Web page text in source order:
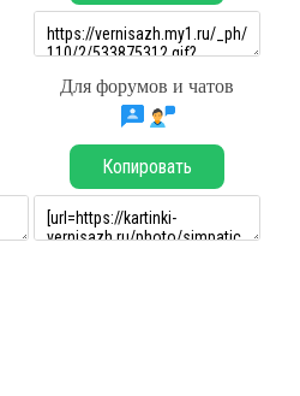
Для форумов и чатов
Копировать